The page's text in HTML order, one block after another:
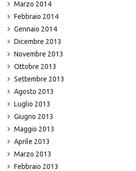
Marzo 2014
Febbraio 2014
Gennaio 2014
Dicembre 2013
Novembre 2013
Ottobre 2013
Settembre 2013
Agosto 2013
Luglio 2013
Giugno 2013
Maggio 2013
Aprile 2013
Marzo 2013
Febbraio 2013